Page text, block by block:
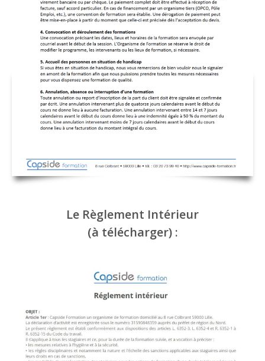
Le Règlement Intérieur
(à télécharger) :